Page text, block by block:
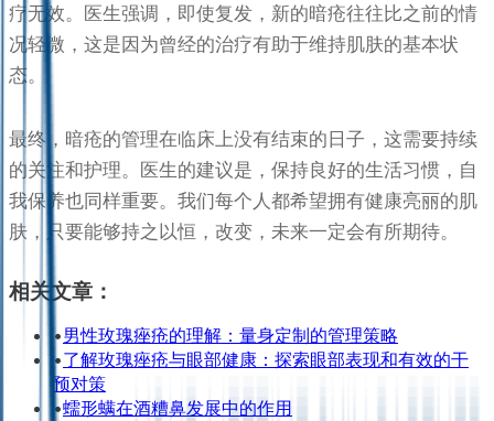
疗无效。医生强调，即使复发，新的暗疮往往比之前的情
况轻微，这是因为曾经的治疗有助于维持肌肤的基本状
态。
最终，暗疮的管理在临床上没有结束的日子，这需要持续
的关注和护理。医生的建议是，保持良好的生活习惯，自
我保养也同样重要。我们每个人都希望拥有健康亮丽的肌
肤，只要能够持之以恒，改变，未来一定会有所期待。
相关文章：
•男性玫瑰痤疮的理解：量身定制的管理策略
•了解玫瑰痤疮与眼部健康：探索眼部表现和有效的干
预对策
•蠕形螨在酒糟鼻发展中的作用